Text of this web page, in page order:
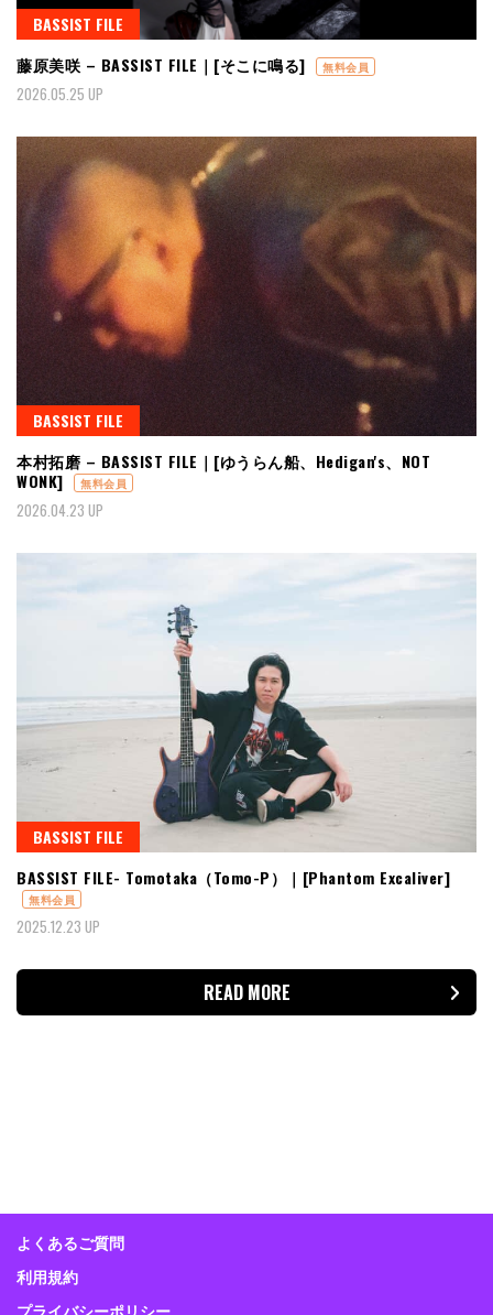
BASSIST FILE
藤原美咲 – BASSIST FILE｜[そこに鳴る]
無料会員
2026.05.25 UP
BASSIST FILE
本村拓磨 – BASSIST FILE｜[ゆうらん船、Hedigan's、NOT
WONK]
無料会員
2026.04.23 UP
BASSIST FILE
BASSIST FILE- Tomotaka（Tomo-P）｜[Phantom Excaliver]
無料会員
2025.12.23 UP
READ MORE
よくあるご質問
利用規約
プライバシーポリシー